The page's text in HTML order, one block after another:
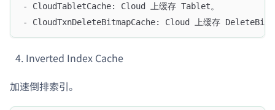
- CloudTabletCache: Cloud 上缓存 Tablet。
- CloudTxnDeleteBitmapCache: Cloud 上缓存
Inverted Index Cache
加速倒排索引。